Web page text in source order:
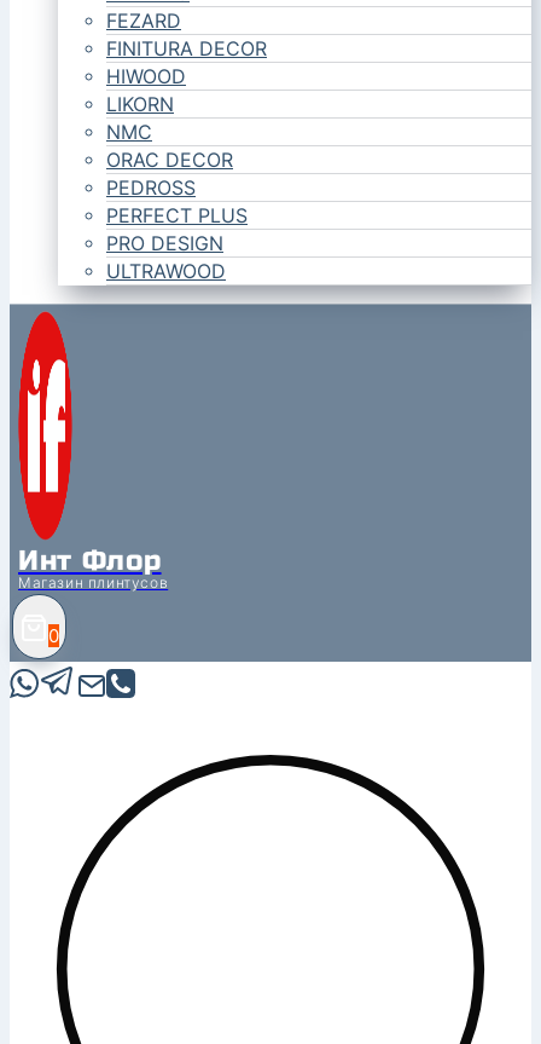
FEZARD
FINITURA DECOR
HIWOOD
LIKORN
NMC
ORAC DECOR
PEDROSS
PERFECT PLUS
PRO DESIGN
ULTRAWOOD
Инт Флор
Магазин плинтусов
0